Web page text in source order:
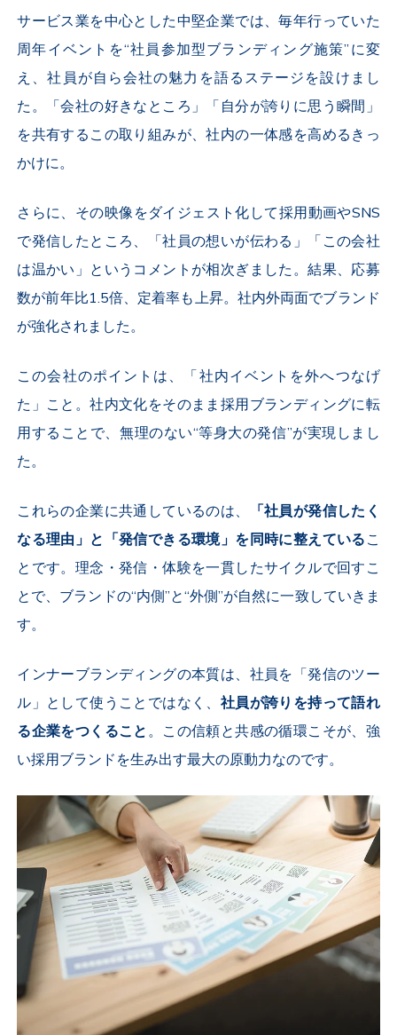
サービス業を中心とした中堅企業では、毎年行っていた
周年イベントを“社員参加型ブランディング施策”に変
え、社員が自ら会社の魅力を語るステージを設けまし
た。「会社の好きなところ」「自分が誇りに思う瞬間」
を共有するこの取り組みが、社内の一体感を高めるきっ
かけに。
さらに、その映像をダイジェスト化して採用動画やSNS
で発信したところ、「社員の想いが伝わる」「この会社
は温かい」というコメントが相次ぎました。結果、応募
数が前年比1.5倍、定着率も上昇。社内外両面でブランド
が強化されました。
この会社のポイントは、「社内イベントを外へつなげ
た」こと。社内文化をそのまま採用ブランディングに転
用することで、無理のない“等身大の発信”が実現しまし
た。
これらの企業に共通しているのは、
「社員が発信したく
なる理由」と「発信できる環境」を同時に整えているこ
とです。理念・発信・体験を一貫したサイクルで回すこ
とで、ブランドの“内側”と“外側”が自然に一致していきま
す。
インナーブランディングの本質は、社員を「発信のツー
ル」として使うことではなく、 社員が誇りを持って語れ
る企業をつくること。この信頼と共感の循環こそが、強
い採用ブランドを生み出す最大の原動力なのです。